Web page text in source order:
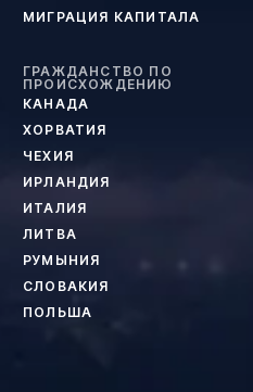
МИГРАЦИЯ КАПИТАЛА
ГРАЖДАНСТВО ПО
ПРОИСХОЖДЕНИЮ
КАНАДА
ХОРВАТИЯ
ЧЕХИЯ
ИРЛАНДИЯ
ИТАЛИЯ
ЛИТВА
РУМЫНИЯ
СЛОВАКИЯ
ПОЛЬША